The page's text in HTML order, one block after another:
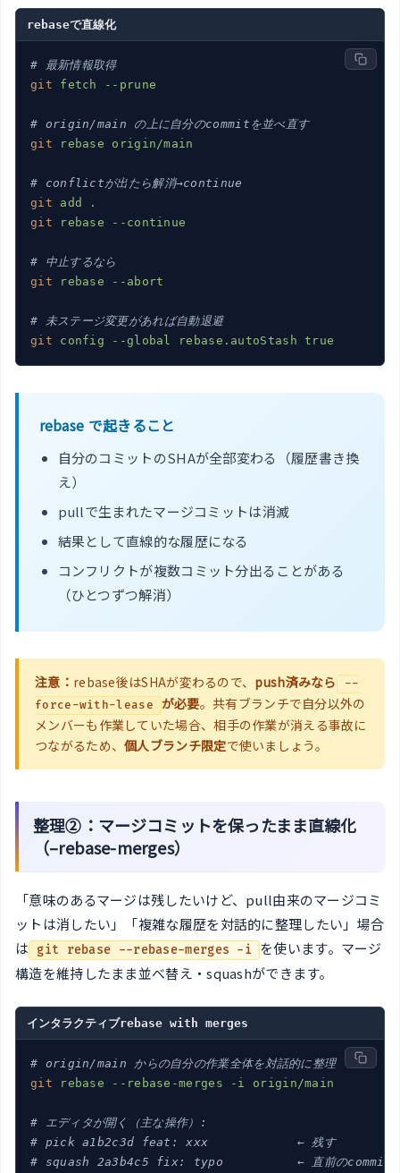
rebaseで直線化
# 最新情報取得
git
fetch --prune
# origin/main の上に自分のcommitを並べ直す
git
rebase origin/main
# conflictが出たら解消→continue
git
add .
git
rebase --continue
# 中止するなら
git
rebase --abort
# 未ステージ変更があれば自動退避
git
config --global rebase.autoStash true
rebase で起きること
自分のコミットのSHAが全部変わる（履歴書き換
え）
pullで生まれたマージコミットは消滅
結果として直線的な履歴になる
コンフリクトが複数コミット分出ることがある
（ひとつずつ解消）
注意： rebase後はSHAが変わるので、 push済みなら
--
force-with-lease
が必要。共有ブランチで自分以外の
メンバーも作業していた場合、相手の作業が消える事故に
つながるため、個人ブランチ限定で使いましょう。
整理②：マージコミットを保ったまま直線化
（–rebase-merges）
「意味のあるマージは残したいけど、pull由来のマージコミ
ットは消したい」「複雑な履歴を対話的に整理したい」場合
は
git rebase --rebase-merges -i
を使います。マージ
構造を維持したまま並べ替え・squashができます。
インタラクティブrebase with merges
# origin/main からの自分の作業全体を対話的に整理
git
rebase --rebase-merges -i origin/main
# エディタが開く（主な操作）:
# pick a1b2c3d feat: xxx            ← 残す
# squash 2a3b4c5 fix: typo          ← 直前のcommitに